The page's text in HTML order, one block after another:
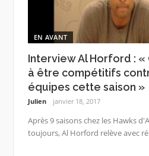
EN AVANT
Interview Al Horford : «
à être compétitifs
équipes cette saison »
Julien janvier 18, 2017
Après 9 saisons chez les Hawks
toujours, Al Horford relève avec